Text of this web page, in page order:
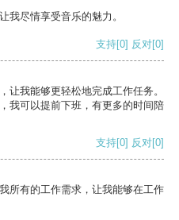
我尽情享受音乐的魅力。
支持[0] 反对[0]
让我能够更轻松地完成工作任务。
我可以提前下班，有更多的时间陪
支持[0] 反对[0]
所有的工作需求，让我能够在工作